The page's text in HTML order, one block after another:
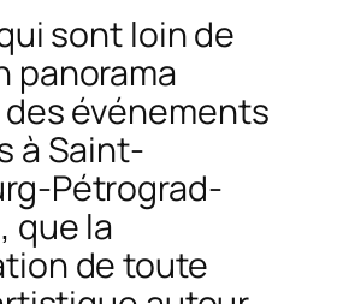
sont loin de
panorama
événements
à Saint-
Pétrograd-
que la
de toute